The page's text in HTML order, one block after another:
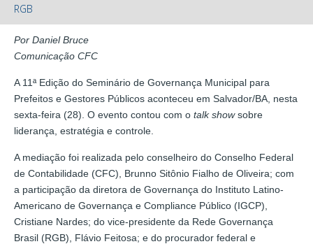
RGB
Por Daniel Bruce
Comunicação CFC
A 11ª Edição do Seminário de Governança Municipal para
Prefeitos e Gestores Públicos aconteceu em Salvador/BA, nesta
sexta-feira (28). O evento contou com o talk showsobre
liderança, estratégia e controle.
A mediação foi realizada pelo conselheiro do Conselho Federal
de Contabilidade (CFC), Brunno Sitônio Fialho de Oliveira; com
a participação da diretora de Governança do Instituto Latino-
Americano de Governança e Compliance Público (IGCP),
Cristiane Nardes; do vice-presidente da Rede Governança
Brasil (RGB), Flávio Feitosa; e do procurador federal e